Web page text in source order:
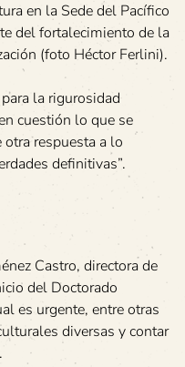
en la Sede del Pacífico
del fortalecimiento de la
(foto Héctor Ferlini).
la rigurosidad
cuestión lo que se
respuesta a lo
definitivas”.
Castro, directora de
del Doctorado
es urgente, entre otras
diversas y contar